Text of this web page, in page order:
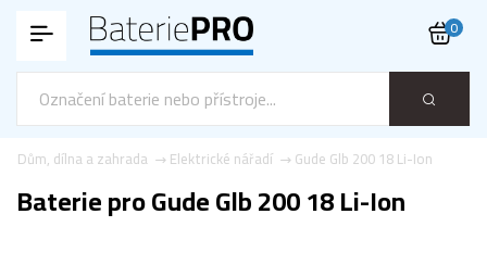
0
Gude Glb 200 18 Li-Ion
Elektrické nářadí
Dům, dílna a zahrada
Baterie pro Gude Glb 200 18 Li-Ion